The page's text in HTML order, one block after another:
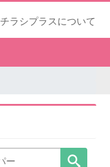
チラシプラスについて